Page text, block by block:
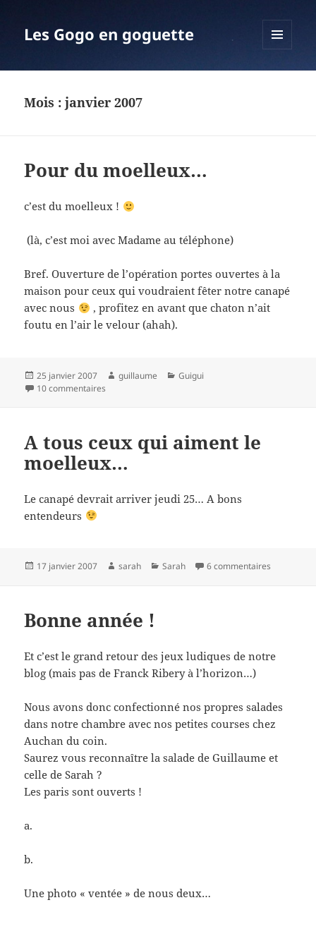
Les Gogo en goguette
Mois :janvier 2007
Pour du moelleux…
c’est du moelleux !
(là, c’est moi avec Madame au téléphone)
Bref. Ouverture de l’opération portes ouvertes à la
maison pour ceux qui voudraient fêter notre canapé
avec nous
, profitez en avant que chaton n’ait
foutu en l’air le velour (ahah).
Publié
le
25 janvier 2007 Auteur
guillaume Catégories
Guigui
10 commentaires
A tous ceux qui aiment le
moelleux…
Le canapé devrait arriver jeudi 25… A bons
entendeurs
Publié
17 janvier 2007 Auteur
sarah Catégories
Sarah 6 commentaires
Bonne année !
Et c’est le grand retour des jeux ludiques de notre
blog (mais pas de Franck Ribery à l’horizon…)
Nous avons donc confectionné nos propres salades
dans notre chambre avec nos petites courses chez
Auchan du coin.
Saurez vous reconnaître la salade de Guillaume et
celle de Sarah ?
Les paris sont ouverts !
a.
b.
Une photo « ventée » de nous deux…